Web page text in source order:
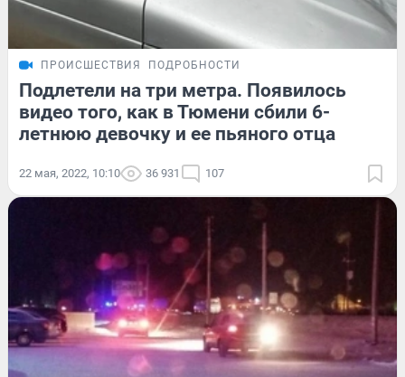
ПРОИСШЕСТВИЯ ПОДРОБНОСТИ
Подлетели на три метра. Появилось
видео того, как в Тюмени сбили 6-
летнюю девочку и ее пьяного отца
22 мая, 2022, 10:10 36 931 107